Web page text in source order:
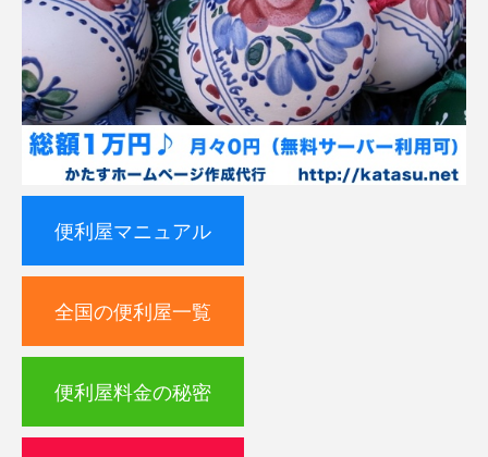
便利屋マニュアル
全国の便利屋一覧
便利屋料金の秘密